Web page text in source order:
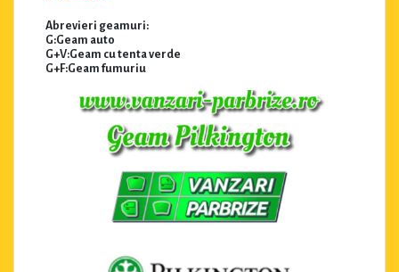
Abrevieri geamuri:
G:Geam auto
G+V:Geam cu tenta verde
G+F:Geam fumuriu